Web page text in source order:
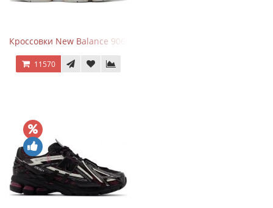
Кроссовки New Balance 9060 Quartz Grey
11570